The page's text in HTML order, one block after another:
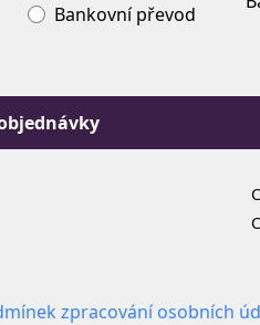
Bankovní převod
zpracování osobních